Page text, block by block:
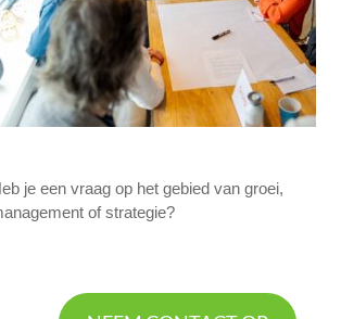
je een vraag op het gebied van groei,
of strategie?